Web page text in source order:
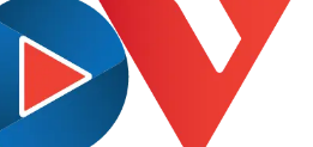
Giá cà phê